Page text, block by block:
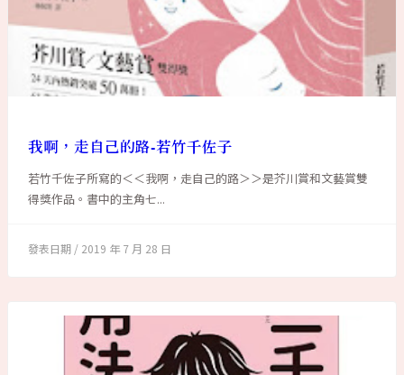
我啊，走自己的路-若竹千佐子
若竹千佐子所寫的＜＜我啊，走自己的路＞＞是芥川賞和文藝賞雙
得獎作品。書中的主角七...
2019 年 7 月 28 日